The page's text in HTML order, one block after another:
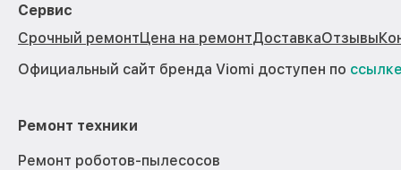
Сервис
Срочный ремонтЦена на ремонтДоставкаОтзывы
Официальный сайт бренда Viomi доступен по
Ремонт техники
Ремонт роботов-пылесосов